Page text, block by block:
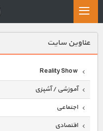
عناوين سايت
Reality Show
آموزشی / آشپزی
اجتماعی
اقتصادی